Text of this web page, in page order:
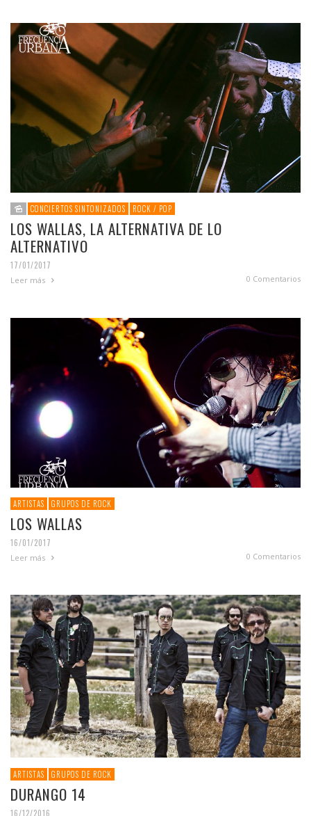
CONCIERTOS SINTONIZADOS ROCK / POP
LOS WALLAS, LA ALTERNATIVA DE LO
ALTERNATIVO
17/01/2017
Leer más 0 Comentarios
ARTISTAS GRUPOS DE ROCK
LOS WALLAS
16/01/2017
Leer más 0 Comentarios
ARTISTAS GRUPOS DE ROCK
DURANGO 14
16/12/2016